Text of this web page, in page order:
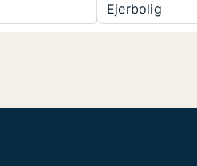
Ejerbolig